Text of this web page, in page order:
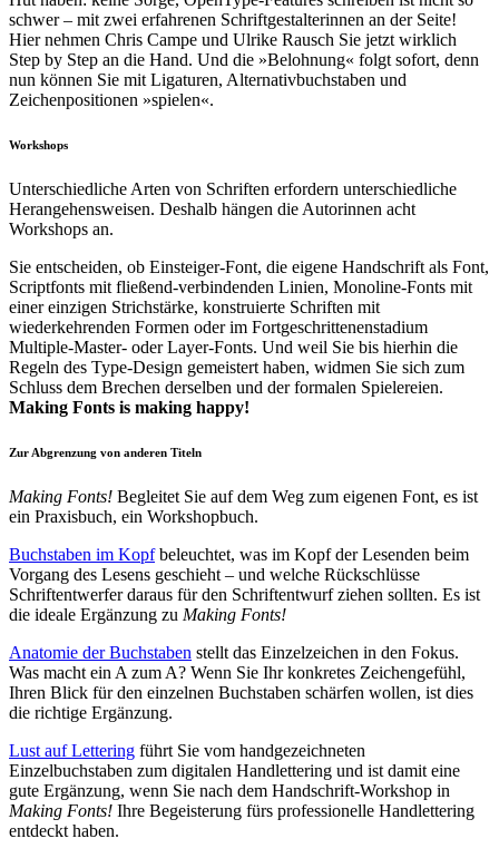
schwer – mit zwei erfahrenen Schriftgestalterinnen an der Seite!
Hier nehmen Chris Campe und Ulrike Rausch Sie jetzt wirklich
Step by Step an die Hand. Und die »Belohnung« folgt sofort, denn
nun können Sie mit Ligaturen, Alternativbuchstaben und
Zeichenpositionen »spielen«.
Workshops
Unterschiedliche Arten von Schriften erfordern unterschiedliche
Herangehensweisen. Deshalb hängen die Autorinnen acht
Workshops an.
Sie entscheiden, ob Einsteiger-Font, die eigene Handschrift als Font,
Scriptfonts mit fließend-verbindenden Linien, Monoline-Fonts mit
einer einzigen Strichstärke, konstruierte Schriften mit
wiederkehrenden Formen oder im Fortgeschrittenenstadium
Multiple-Master- oder Layer-Fonts. Und weil Sie bis hierhin die
Regeln des Type-Design gemeistert haben, widmen Sie sich zum
Schluss dem Brechen derselben und der formalen Spielereien.
Making Fonts is making happy!
Zur Abgrenzung von anderen Titeln
Making Fonts! Begleitet Sie auf dem Weg zum eigenen Font, es ist
ein Praxisbuch, ein Workshopbuch.
Buchstaben im Kopfbeleuchtet, was im Kopf der Lesenden beim
Vorgang des Lesens geschieht – und welche Rückschlüsse
Schriftentwerfer daraus für den Schriftentwurf ziehen sollten. Es ist
die ideale Ergänzung zu Making Fonts!
Anatomie der Buchstaben stellt das Einzelzeichen in den Fokus.
Was macht ein A zum A? Wenn Sie Ihr konkretes Zeichengefühl,
Ihren Blick für den einzelnen Buchstaben schärfen wollen, ist dies
die richtige Ergänzung.
Lust auf Lettering führt Sie vom handgezeichneten
Einzelbuchstaben zum digitalen Handlettering und ist damit eine
gute Ergänzung, wenn Sie nach dem Handschrift-Workshop in
Making Fonts! Ihre Begeisterung fürs professionelle Handlettering
entdeckt haben.